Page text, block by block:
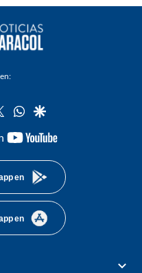
twitterwhatsapp
google
youtube-
en
en